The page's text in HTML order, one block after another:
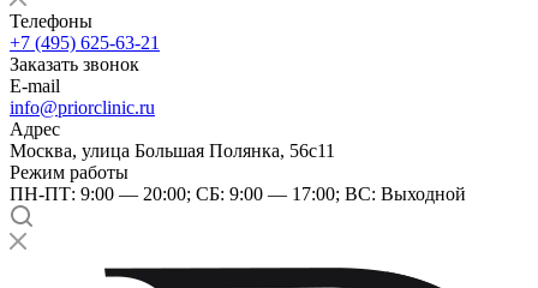
Телефоны
+7 (495) 625-63-21
Заказать звонок
E-mail
info@priorclinic.ru
Адрес
Москва, улица Большая Полянка, 56с11
Режим работы
ПН-ПТ: 9:00 — 20:00; СБ: 9:00 — 17:00; ВС: Выходной